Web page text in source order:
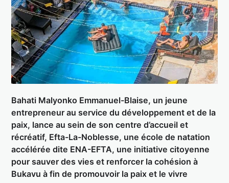
Bahati Malyonko Emmanuel-Blaise, un jeune
entrepreneur au service du développement et de la
paix, lance au sein de son centre d’accueil et
récréatif, Efta-La-Noblesse, une école de natation
accélérée dite ENA-EFTA, une initiative citoyenne
pour sauver des vies et renforcer la cohésion à
Bukavu à fin de promouvoir la paix et le vivre